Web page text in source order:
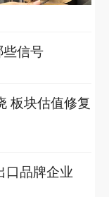
信号
板块估值修复
口品牌企业